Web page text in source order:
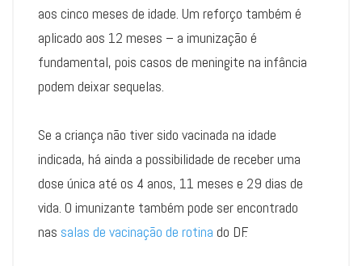
aos cinco meses de idade. Um reforço também é
aplicado aos 12 meses – a imunização é
fundamental, pois casos de meningite na infância
podem deixar sequelas.
Se a criança não tiver sido vacinada na idade
indicada, há ainda a possibilidade de receber uma
dose única até os 4 anos, 11 meses e 29 dias de
vida. O imunizante também pode ser encontrado
nas salas de vacinação de rotina do DF.